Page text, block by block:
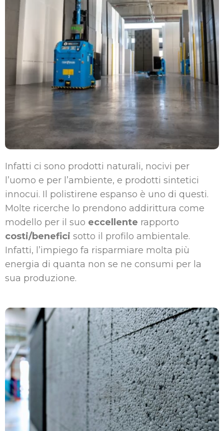
Infatti ci sono prodotti naturali, nocivi per
l’uomo e per l’ambiente, e prodotti sintetici
innocui. Il polistirene espanso è uno di questi.
Molte ricerche lo prendono addirittura come
modello per il suo eccellente rapporto
costi/benefici sotto il profilo ambientale.
Infatti, l’impiego fa risparmiare molta più
energia di quanta non se ne consumi per la
sua produzione.